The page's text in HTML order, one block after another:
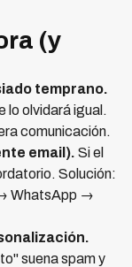
(y
temprano.
lo olvidará igual.
comunicación.
email). Si el
Solución:
WhatsApp →
suena spam y